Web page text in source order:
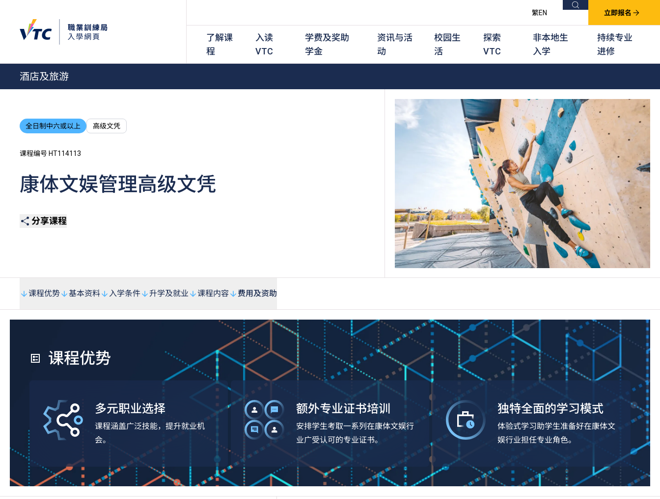
繁EN 搜索 立即报名
了解课
程
学历程度
应用学习课程
社群培训计划
其他专业课程
专业考试及认可
学徒及其他训练计划
入读
VTC
学费及奖助
学金
资讯与活
动
校园生
活
探索
VTC
非本地生
入学
持续专业
进修
酒店及旅游
全日制中六或以上 高级文凭
课程编号 HT114113
康体文娱管理高级文凭
分享课程
课程优势 基本资料 入学条件 升学及就业 课程内容 费用及资助
课程优势
多元职业选择
课程涵盖广泛技能，提升就业机
会。
额外专业证书培训
安排学生考取一系列在康体文娱行
业广受认可的专业证书。
独特全面的学习模式
体验式学习助学生准备好在康体文
娱行业担任专业角色。